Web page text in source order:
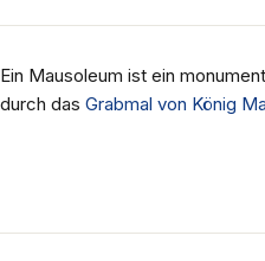
Ein Mausoleum ist ein
durch das Grabmal von König